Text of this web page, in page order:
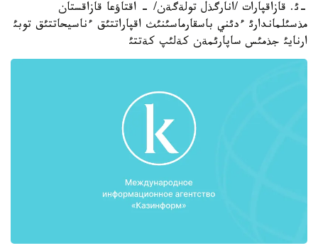
-ئ. قازاقپارات /انارگذل تولةگةن/ - اقتاؤعا قازاقستان
مذسئلماندارئ ءدئني باسقارماسئنئث اقپاراتتئق ءناسيحاتتئق توبئ
ارنايئ جذمئس ساپارئمةن كةلئپ كةتتئ